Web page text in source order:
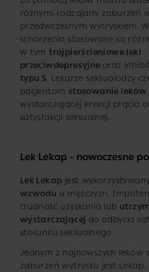
różnymi rodzajami zaburzeń
przedwczesnym wytryskiem.
schorzenia stosowane są
w tymtrójpierścieniowe leki
przeciwdepresyjne oraz
typu 5. Lekarze seksuolodzy
pacjentom stosowanie leków
wystarczającej erekcji prącia
satysfakcji seksualnej.
Lek Lekap – nowoczesne
Lek Lekap jest
wzwodu u mężczyzn.
trudność uzyskania lub
wystarczającej do odbycia
stosunku seksualnego.
Jednym z najnowszych leków
zaburzeń wytrysku jest